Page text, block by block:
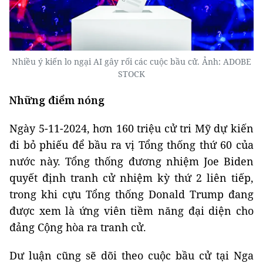
Nhiều ý kiến lo ngại AI gây rối các cuộc bầu cử. Ảnh: ADOBE
STOCK
Những điểm nóng
Ngày 5-11-2024, hơn 160 triệu cử tri Mỹ dự kiến
đi bỏ phiếu để bầu ra vị Tổng thống thứ 60 của
nước này. Tổng thống đương nhiệm Joe Biden
quyết định tranh cử nhiệm kỳ thứ 2 liên tiếp,
trong khi cựu Tổng thống Donald Trump đang
được xem là ứng viên tiềm năng đại diện cho
đảng Cộng hòa ra tranh cử.
Dư luận cũng sẽ dõi theo cuộc bầu cử tại Nga